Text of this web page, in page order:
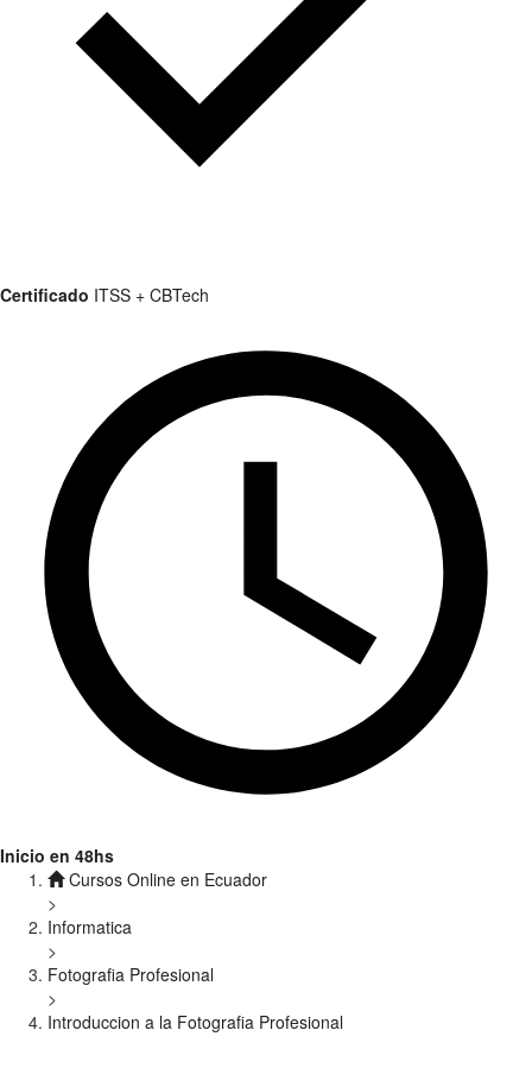
Certificado ITSS + CBTech
Inicio en 48hs
Cursos Online en Ecuador
>
Informatica
>
Fotografia Profesional
>
Introduccion a la Fotografia Profesional